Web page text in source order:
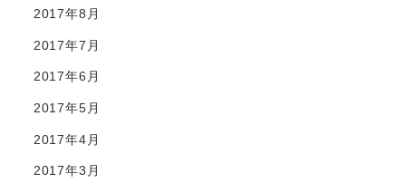
2017年8月
2017年7月
2017年6月
2017年5月
2017年4月
2017年3月